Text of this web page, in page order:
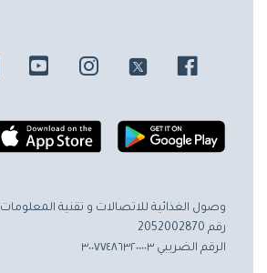
وصول الغذائية للاتصالات و تقنية المعلومات
رقم 2052002870
الرقم الضريبي ٣٠٠٧٧٤٨٦٣٢٠٠٠٠٣